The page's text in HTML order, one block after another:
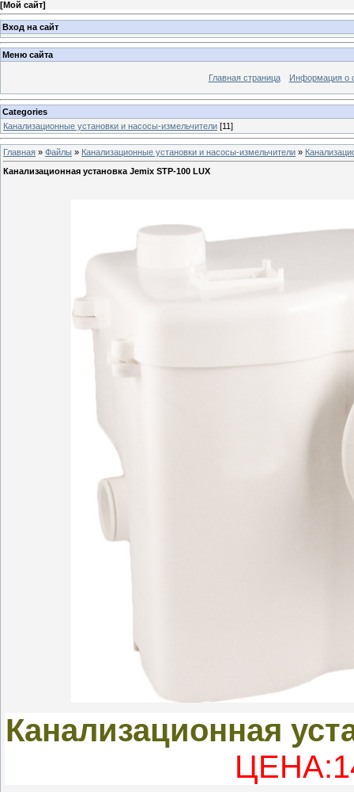
[Мой сайт]
Вход на сайт
Меню сайта
Главная страница Информация о
Categories
Канализационные установки и насосы-измельчители [11]
Главная » Файлы » Канализационные установки и насосы-измельчители »
Канализационная установка Jemix STP-100 LUX
Канализационная